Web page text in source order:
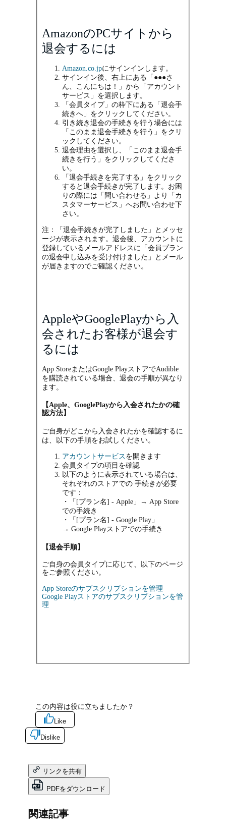
AmazonのPCサイトから
退会するには
Amazon.co.jpにサインインします。
サインイン後、右上にある「●●●さ
ん、こんにちは！」から「アカウント
サービス」を選択します。
「会員タイプ」の枠下にある「退会手
続きへ」をクリックしてください。
引き続き退会の手続きを行う場合には
「このまま退会手続きを行う」をクリ
ックしてください。
退会理由を選択し、「このまま退会手
続きを行う」をクリックしてくださ
い。
「退会手続きを完了する」をクリック
すると退会手続きが完了します。お困
りの際には「問い合わせる」より「カ
スタマーサービス」へお問い合わせ下
さい。
注：「退会手続きが完了しました」とメッセ
ージが表示されます。退会後、アカウントに
登録しているメールアドレスに「会員プラン
の退会申し込みを受け付けました」とメール
が届きますのでご確認ください。
AppleやGooglePlayから入
会されたお客様が退会す
るには
App StoreまたはGoogle PlayストアでAudible
を購読されている場合、退会の手順が異なり
ます。
【Apple、GooglePlayから入会されたかの確
認方法】
ご自身がどこから入会されたかを確認するに
は、以下の手順をお試しください。
アカウントサービス を開きます
会員 タイプの項目を確認
以下のように表示されている場合は、
それぞれのストアでの 手続きが必要
です：
・
「[プラン名] -Apple」→ App Store
での手続き
・
「[プラン名] -Google Play」
→ Google Playストアでの手続き
【退会手順】
ご自身の会員タイプに応じて、
以下のページ
をご参照ください。
App Storeのサブスクリプションを管理
Google Playストアのサブスクリプションを管
理
この内容は役に立ちましたか？
Like
Dislike
リンクを共有
PDFをダウンロード
関連記事